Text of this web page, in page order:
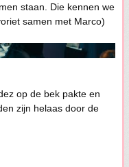
staan. Die kennen we
samen met Marco)
op de bek pakte en
zijn helaas door de